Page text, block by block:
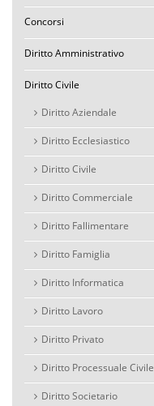
Concorsi
Diritto Amministrativo
Diritto Civile
Diritto Aziendale
Diritto Ecclesiastico
Diritto Civile
Diritto Commerciale
Diritto Fallimentare
Diritto Famiglia
Diritto Informatica
Diritto Lavoro
Diritto Privato
Diritto Processuale Civile
Diritto Societario